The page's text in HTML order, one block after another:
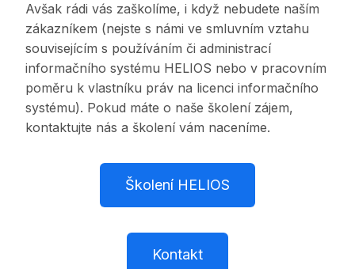
Avšak rádi vás zaškolíme, i když nebudete naším
zákazníkem (nejste s námi ve smluvním vztahu
souvisejícím s používáním či administrací
informačního systému HELIOS nebo v pracovním
poměru k vlastníku práv na licenci informačního
systému). Pokud máte o naše školení zájem,
kontaktujte nás a školení vám naceníme.
Školení HELIOS
Kontakt